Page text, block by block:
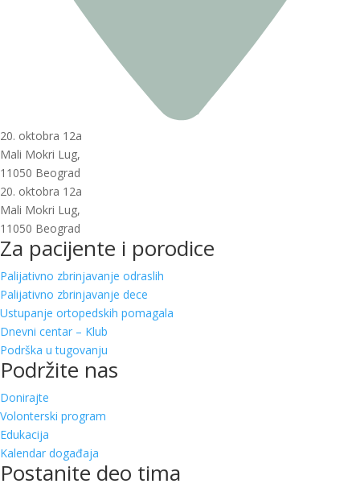
20. oktobra 12a
Mali Mokri Lug,
11050 Beograd
20. oktobra 12a
Mali Mokri Lug,
11050 Beograd
Za pacijente i porodice
Palijativno zbrinjavanje odraslih
Palijativno zbrinjavanje dece
Ustupanje ortopedskih pomagala
Dnevni centar – Klub
Podrška u tugovanju
Podržite nas
Donirajte
Volonterski program
Edukacija
Kalendar događaja
Postanite deo tima